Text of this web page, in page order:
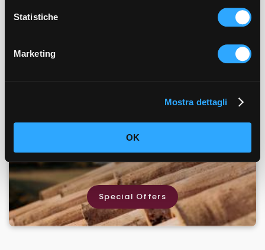
Statistiche
Marketing
Mostra dettagli
OK
Email info@almaranto.it for special rates and
Special Offers